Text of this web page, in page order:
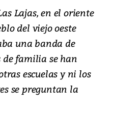
Lajas, en el oriente
del viejo oeste
una banda de
de familia se han
escuelas y ni los
se preguntan la